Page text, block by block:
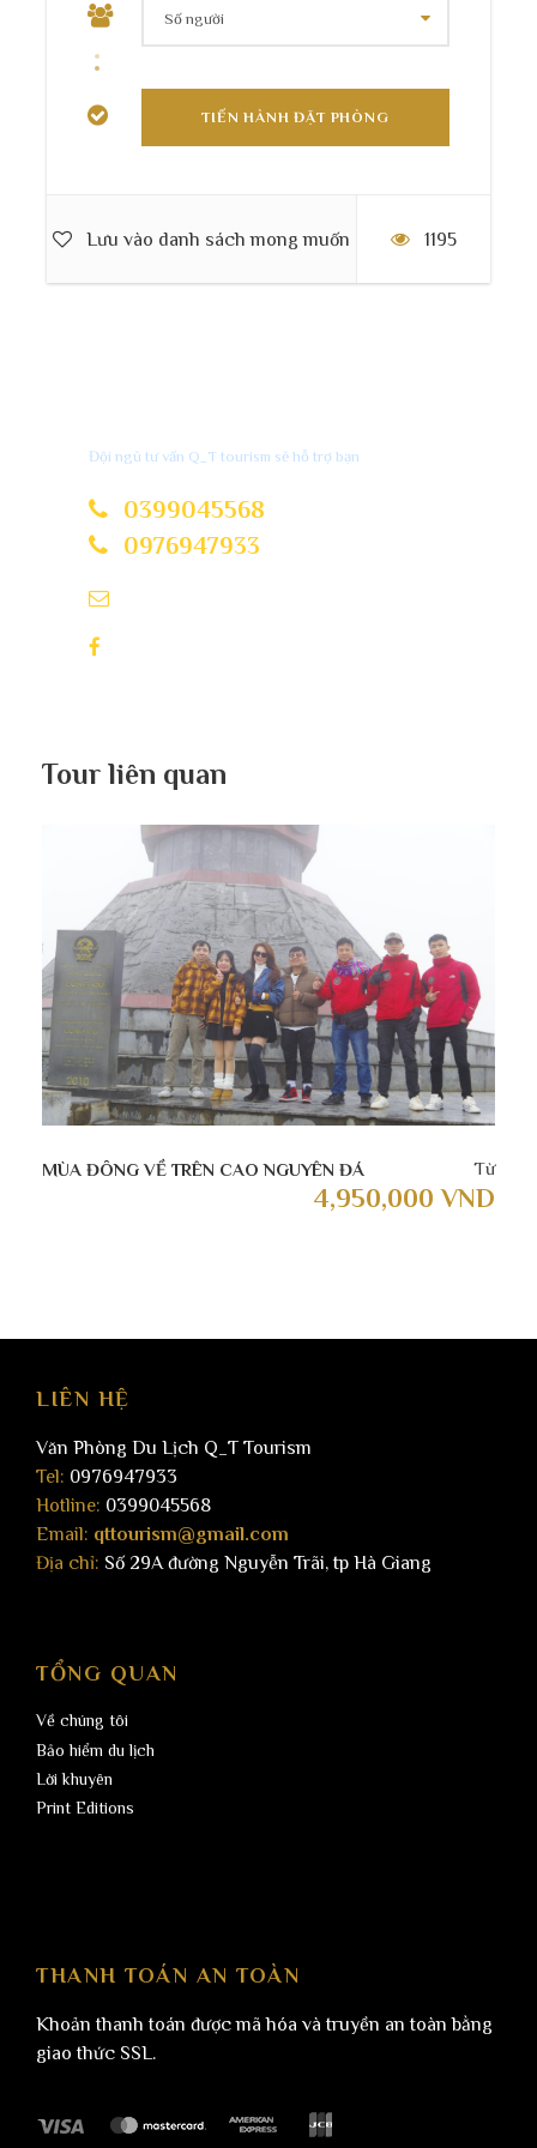
Lưu vào danh sách mong muốn 1195
Đội ngũ tư vấn Q_T tourism sẽ hỗ trợ bạn
0399045568
0976947933
7h00 ăn sáng (bún, phở, bánh cuốn…)
7h30 xuất phát từ văn phòng du lịch Q_T
mái nhà được lợp bằng lá cọ vô cùng cổ kính, lớp
rêu phủ kín bên trên khiến chúng trở nên hoang
sơ, kỳ vĩ hơn.
– những cây chè cổ thụ to cao, sừng sững chĩa
thẳng lên trời xanh.
11h00 ăn trưa tại bản rêu Xà Phìn
Tour liên quan
MÙA ĐÔNG VỀ TRÊN CAO NGUYÊN ĐÁ Từ
4,950,000 VND
LIÊN HỆ
Văn Phòng Du Lịch Q_T Tourism
Tel: 0976947933
Hotline: 0399045568
Email: qttourism@gmail.com
Địa chỉ: Số 29A đường Nguyễn Trãi, tp Hà Giang
TỔNG QUAN
Về chúng tôi
Bảo hiểm du lịch
Lời khuyên
Print Editions
THANH TOÁN AN TOÀN
Khoản thanh toán được mã hóa và truyền an toàn bằng
giao thức SSL.